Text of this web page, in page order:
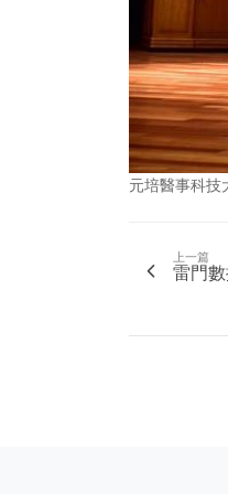
元培醫事科技
上一篇
雷門